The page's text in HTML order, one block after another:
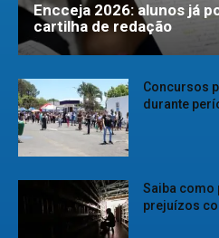
Encceja 2026: alunos já
cartilha de redação
Concursos
durante
Saiba
prejuízos